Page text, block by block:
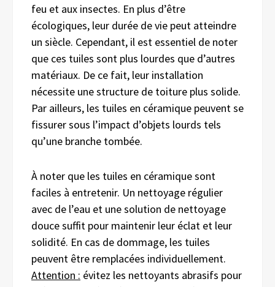
feu et aux insectes. En plus d’être
écologiques, leur durée de vie peut atteindre
un siècle. Cependant, il est essentiel de noter
que ces tuiles sont plus lourdes que d’autres
matériaux. De ce fait, leur installation
nécessite une structure de toiture plus solide.
Par ailleurs, les tuiles en céramique peuvent se
fissurer sous l’impact d’objets lourds tels
qu’une branche tombée.
À noter que les tuiles en céramique sont
faciles à entretenir. Un nettoyage régulier
avec de l’eau et une solution de nettoyage
douce suffit pour maintenir leur éclat et leur
solidité. En cas de dommage, les tuiles
peuvent être remplacées individuellement.
Attention : évitez les nettoyants abrasifs pour